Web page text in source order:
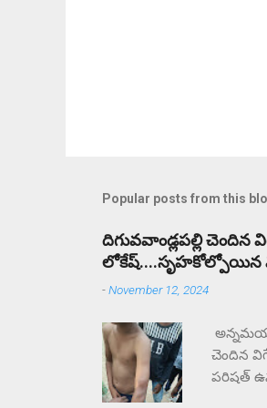
Popular posts from this
దిగువవాండ్లపల్లి
లోకేష్....సృహకోల్పోయిన
-November 12, 2024
చెందిన
పరిషత్